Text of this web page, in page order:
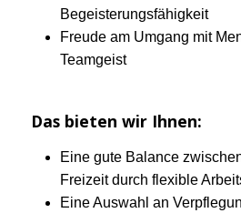
Begeisterungsfähigkeit
Freude am Umgang mit
Teamgeist
Das bieten wir Ihnen:
Eine gute Balance
Freizeit durch flexible
Eine Auswahl an